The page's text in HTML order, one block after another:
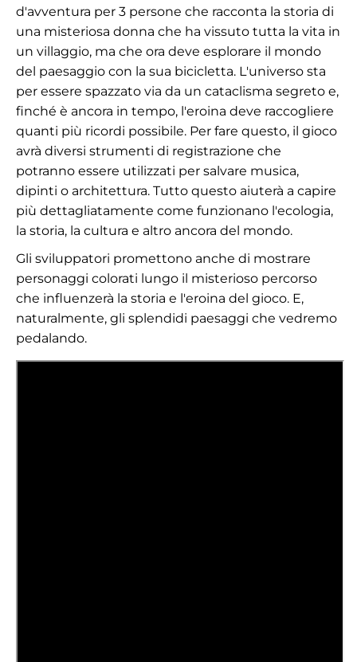
d'avventura per 3 persone che racconta la storia di
una misteriosa donna che ha vissuto tutta la vita in
un villaggio, ma che ora deve esplorare il mondo
del paesaggio con la sua bicicletta. L'universo sta
per essere spazzato via da un cataclisma segreto e,
finché è ancora in tempo, l'eroina deve raccogliere
quanti più ricordi possibile. Per fare questo, il gioco
avrà diversi strumenti di registrazione che
potranno essere utilizzati per salvare musica,
dipinti o architettura. Tutto questo aiuterà a capire
più dettagliatamente come funzionano l'ecologia,
la storia, la cultura e altro ancora del mondo.
Gli sviluppatori promettono anche di mostrare
personaggi colorati lungo il misterioso percorso
che influenzerà la storia e l'eroina del gioco. E,
naturalmente, gli splendidi paesaggi che vedremo
pedalando.